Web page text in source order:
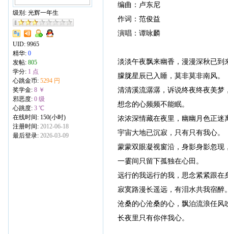
级别: 光辉一年生
UID: 9965
精华: 0
发帖: 805
学分: 1 点
心跳金币: 5294 円
奖学金: 8 ￥
邪恶度: 0 级
心跳度: 3 ℃
在线时间: 150(小时)
注册时间: 2012-06-18
最后登录: 2026-03-09
编曲：卢东尼
作词：范俊益
演唱：谭咏麟
淡淡午夜飘来幽香，漫漫深秋已到
朦胧星辰已入睡，莫非莫非南风。
清清溪流潺潺，诉说终夜终夜美梦
想念的心频频不能眠。
浓浓深情藏在夜里，幽幽月色正迷
宇宙大地已沉寂，只有只有我心。
蒙蒙双眼凝视窗沿，身影身影忽现
一霎间只留下孤独在心田。
远行的我远行的我，思念紧紧跟在
寂寞路漫长遥远，有泪水共我宿醉
沧桑的心沧桑的心，飘泊流浪任风
长夜里只有你伴我心。